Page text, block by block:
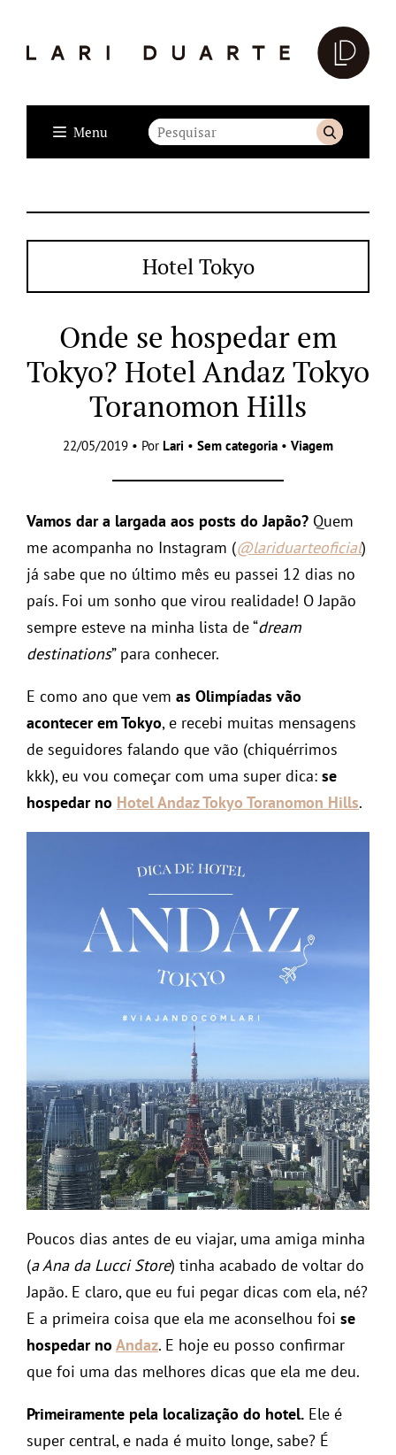
Menu
Hotel Tokyo
Onde se hospedar em
Tokyo? Hotel Andaz Tokyo
Toranomon Hills
22/05/2019 • Por Lari • Sem categoria • Viagem
Vamos dar a largada aos posts do Japão? Quem
me acompanha no Instagram (@lariduarteoficial)
já sabe que no último mês eu passei 12 dias no
país. Foi um sonho que virou realidade! O Japão
sempre esteve na minha lista de “dream
destinations” para conhecer.
E como ano que vem as Olimpíadas vão
acontecer em Tokyo, e recebi muitas mensagens
de seguidores falando que vão (chiquérrimos
kkk), eu vou começar com uma super dica: se
hospedar no Hotel Andaz Tokyo Toranomon Hills.
Poucos dias antes de eu viajar, uma amiga minha
(a Ana da Lucci Store) tinha acabado de voltar do
Japão. E claro, que eu fui pegar dicas com ela, né?
E a primeira coisa que ela me aconselhou foi se
hospedar no Andaz. E hoje eu posso confirmar
que foi uma das melhores dicas que ela me deu.
Primeiramente pela localização do hotel. Ele é
super central, e nada é muito longe, sabe? É